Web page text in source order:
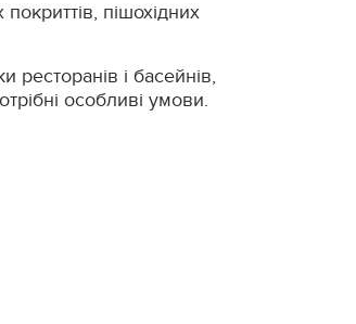
пішохідних
ресторанів і басейнів,
особливі умови.